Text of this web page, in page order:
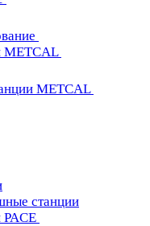
METCAL
METCAL
станции